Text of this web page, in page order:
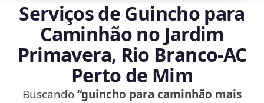
Serviços de Guincho para
Caminhão no Jardim
Primavera, Rio Branco‑AC
Perto de Mim
Buscando“guincho para caminhão mais